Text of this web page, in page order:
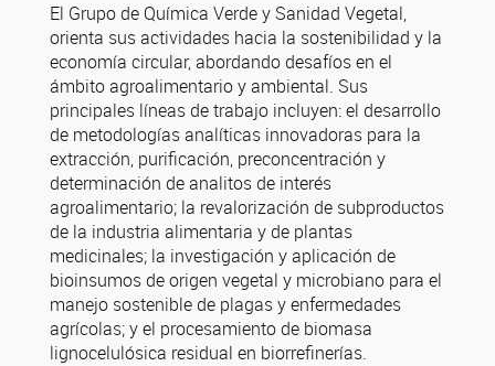
El Grupo de Química Verde y Sanidad Vegetal,
orienta sus actividades hacia la sostenibilidad y la
economía circular, abordando desafíos en el
ámbito agroalimentario y ambiental. Sus
principales líneas de trabajo incluyen: el desarrollo
de metodologías analíticas innovadoras para la
extracción, purificación, preconcentración y
determinación de analitos de interés
agroalimentario; la revalorización de subproductos
de la industria alimentaria y de plantas
medicinales; la investigación y aplicación de
bioinsumos de origen vegetal y microbiano para el
manejo sostenible de plagas y enfermedades
agrícolas; y el procesamiento de biomasa
lignocelulósica residual en biorrefinerías.